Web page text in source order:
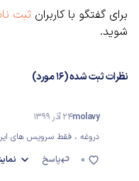
برای گفتگو با کاربران ثبت
شوید.
نظرات ثبت شده (16 مورد)
molavy24 آذر 1399
دروغه ، فقط سرویس های
پاسخ
0